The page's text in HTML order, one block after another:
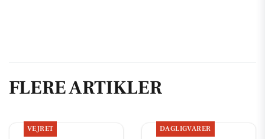
FLERE ARTIKLER
VEJRET DAGLIGVARER